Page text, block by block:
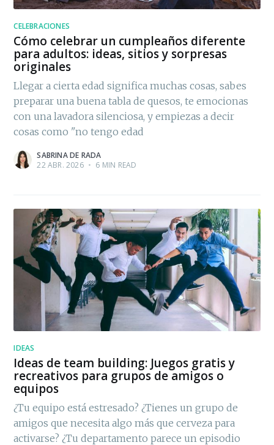
CELEBRACIONES
Cómo celebrar un cumpleaños diferente
para adultos: ideas, sitios y sorpresas
originales
Llegar a cierta edad significa muchas cosas, sabes
preparar una buena tabla de quesos, te emocionas
con una lavadora silenciosa, y empiezas a decir
cosas como "no tengo edad
SABRINA DE RADA
22 ABR. 2026 • 6 MIN READ
IDEAS
Ideas de team building: Juegos gratis y
recreativos para grupos de amigos o
equipos
¿Tu equipo está estresado? ¿Tienes un grupo de
amigos que necesita algo más que cerveza para
activarse? ¿Tu departamento parece un episodio